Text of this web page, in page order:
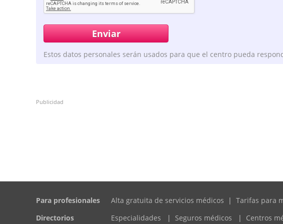
Estos datos personales serán usados para que el centro pueda
Publicidad
Para profesionales Alta gratuita de servicios médicos | Tarifas para
Directorios
Especialidades | Seguros médicos | Centros